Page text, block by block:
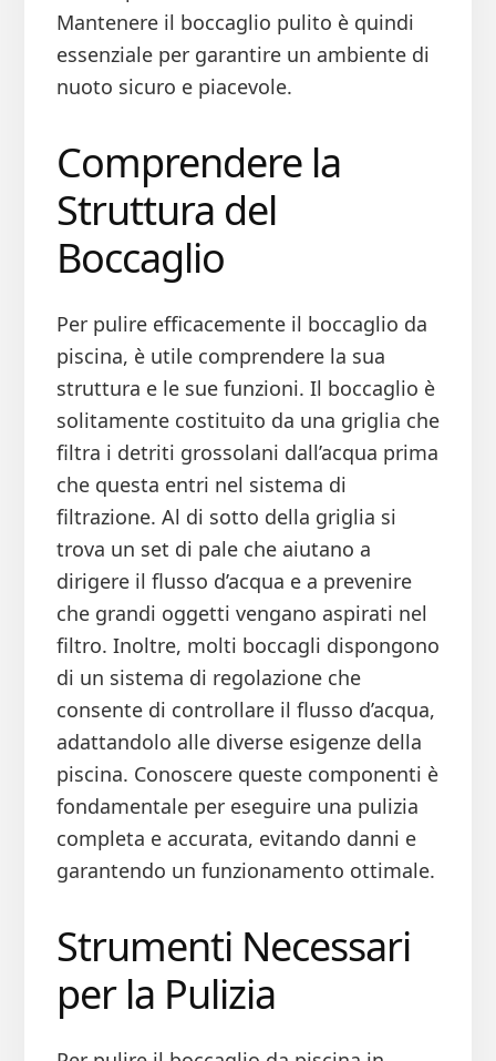
Mantenere il boccaglio pulito è quindi
essenziale per garantire un ambiente di
nuoto sicuro e piacevole.
Comprendere la
Struttura del
Boccaglio
Per pulire efficacemente il boccaglio da
piscina, è utile comprendere la sua
struttura e le sue funzioni. Il boccaglio è
solitamente costituito da una griglia che
filtra i detriti grossolani dall’acqua prima
che questa entri nel sistema di
filtrazione. Al di sotto della griglia si
trova un set di pale che aiutano a
dirigere il flusso d’acqua e a prevenire
che grandi oggetti vengano aspirati nel
filtro. Inoltre, molti boccagli dispongono
di un sistema di regolazione che
consente di controllare il flusso d’acqua,
adattandolo alle diverse esigenze della
piscina. Conoscere queste componenti è
fondamentale per eseguire una pulizia
completa e accurata, evitando danni e
garantendo un funzionamento ottimale.
Strumenti Necessari
per la Pulizia